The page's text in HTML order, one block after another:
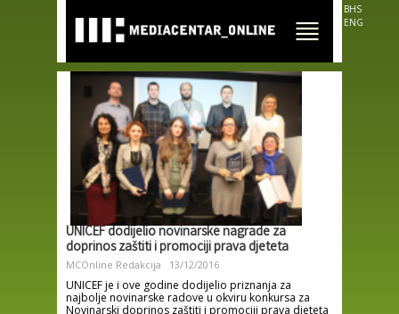
main
content
BHS
ENG
UNICEF dodijelio novinarske nagrade za
doprinos zaštiti i promociji prava djeteta
MCOnline Redakcija 13/12/2016
UNICEF je i ove godine dodijelio priznanja za
najbolje novinarske radove u okviru konkursa za
Novinarski doprinos zaštiti i promociji prava djeteta